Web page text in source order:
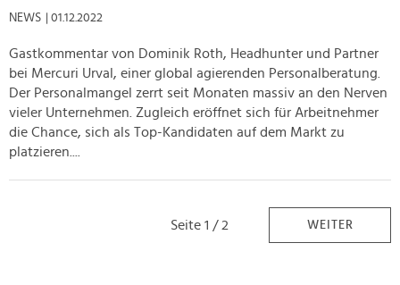
NEWS | 01.12.2022
Gastkommentar von Dominik Roth, Headhunter und Partner
bei Mercuri Urval, einer global agierenden Personalberatung.
Der Personalmangel zerrt seit Monaten massiv an den Nerven
vieler Unternehmen. Zugleich eröffnet sich für Arbeitnehmer
die Chance, sich als Top-Kandidaten auf dem Markt zu
platzieren....
Seite 1 / 2 WEITER